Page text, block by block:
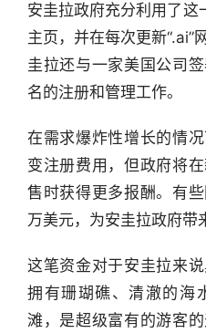
安圭拉政府充分利用了这
主页，并在每次更新“.ai”
圭拉还与一家美国公司
名的注册和管理工作。
在需求爆炸性增长的情
变注册费用，但政府将
售时获得更多报酬。有
万美元，为安圭拉政府带
这笔资金对于安圭拉来
拥有珊瑚礁、清澈的海
滩，是超级富有的游客